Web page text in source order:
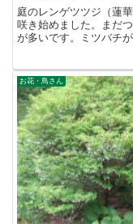
庭のレンゲツツジ（蓮
咲き始めました。まだ
が多いです。ミツバチ
お花・鳥さん